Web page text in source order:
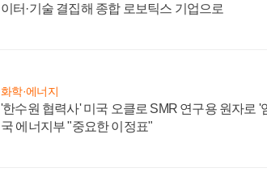
이터·기술 결집해 종합 로보틱스 기업으로
화학·에너지
'한수원 협력사' 미국 오클로 SMR 연구용 원자로 '
국 에너지부 "중요한 이정표"